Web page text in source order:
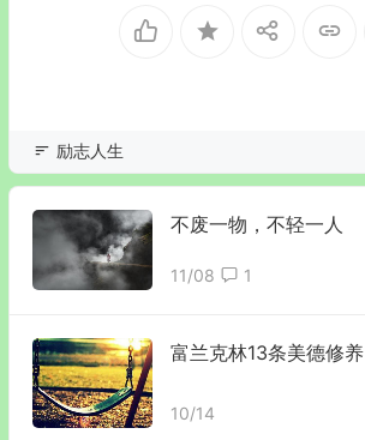
励志人生
不废一物，不轻一人
11/08 1
富兰克林13条美德修养
10/14